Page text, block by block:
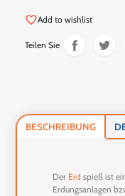
favorite_borderAdd to wishlist
Teilen Sie
BESCHREIBUNG
Der Erd spieß ist
Erdungsanlagen